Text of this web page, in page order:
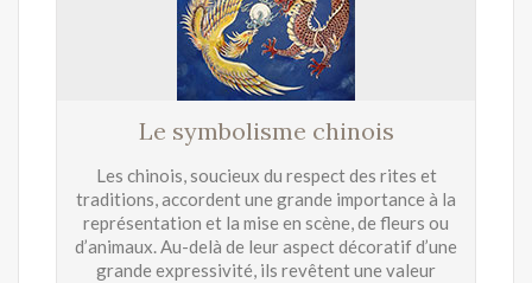
Le symbolisme chinois
Les chinois, soucieux du respect des rites et
traditions, accordent une grande importance à la
représentation et la mise en scène, de fleurs ou
d’animaux. Au-delà de leur aspect décoratif d’une
grande expressivité, ils revêtent une valeur